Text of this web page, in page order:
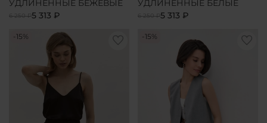
УДЛИНЕННЫЕ БЕЖЕВЫЕ
6 250 ₽5 313 ₽
УДЛИНЕННЫЕ БЕЛЫЕ
6 250 ₽5 313 ₽
-15% -15%